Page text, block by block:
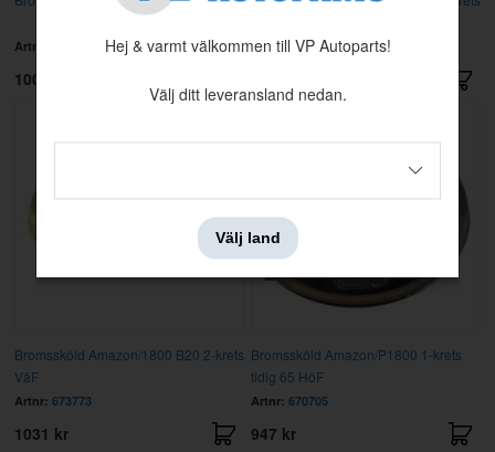
Artnr:
1007 kr
Artnr: 673774
Bromssköld Amazon/1800 B20 2-krets
VäF
Artnr: 673773
1031 kr
Bromssköld Amazon/P1800 1-krets
tidig 65 HöF
Artnr: 670705
947 kr
Hej & varmt välkommen till VP Autoparts!
Välj ditt leveransland nedan.
Välj land